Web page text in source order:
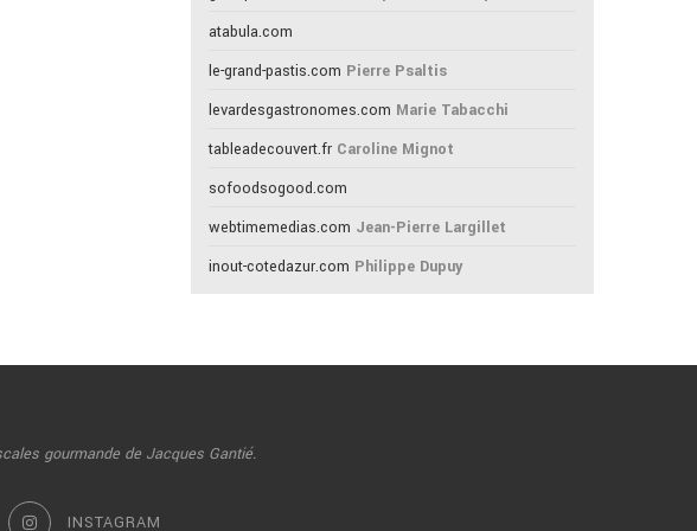
atabula.com
le-grand-pastis.com Pierre Psaltis
levardesgastronomes.com Marie Tabacchi
tableadecouvert.fr Caroline Mignot
sofoodsogood.com
webtimemedias.com Jean-Pierre Largillet
inout-cotedazur.com Philippe Dupuy
gourmande de Jacques Gantié.
INSTAGRAM